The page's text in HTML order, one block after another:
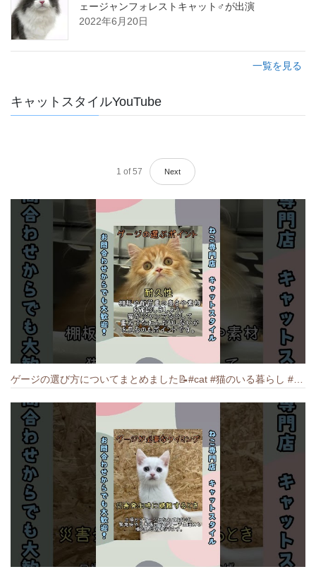
ェージャンフォレストキャット♂が出演
2022年6月20日
一覧を見る
キャットスタイルYouTube
1 of 57 Next
ゲージの選び方についてまとめました️📝#cat #猫のいる暮らし #ねこ #キャット #munchkin